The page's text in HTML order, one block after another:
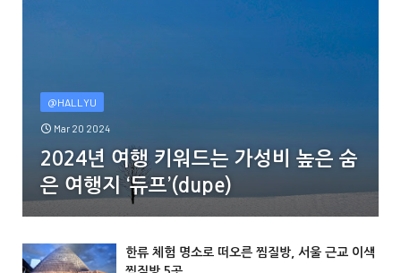
@HALLYU
Mar 20 2024
2024년 여행 키워드는 가성비 높은 숨
은 여행지 ‘듀프’(dupe)
한류 체험 명소로 떠오른 찜질방, 서울 근교 이색